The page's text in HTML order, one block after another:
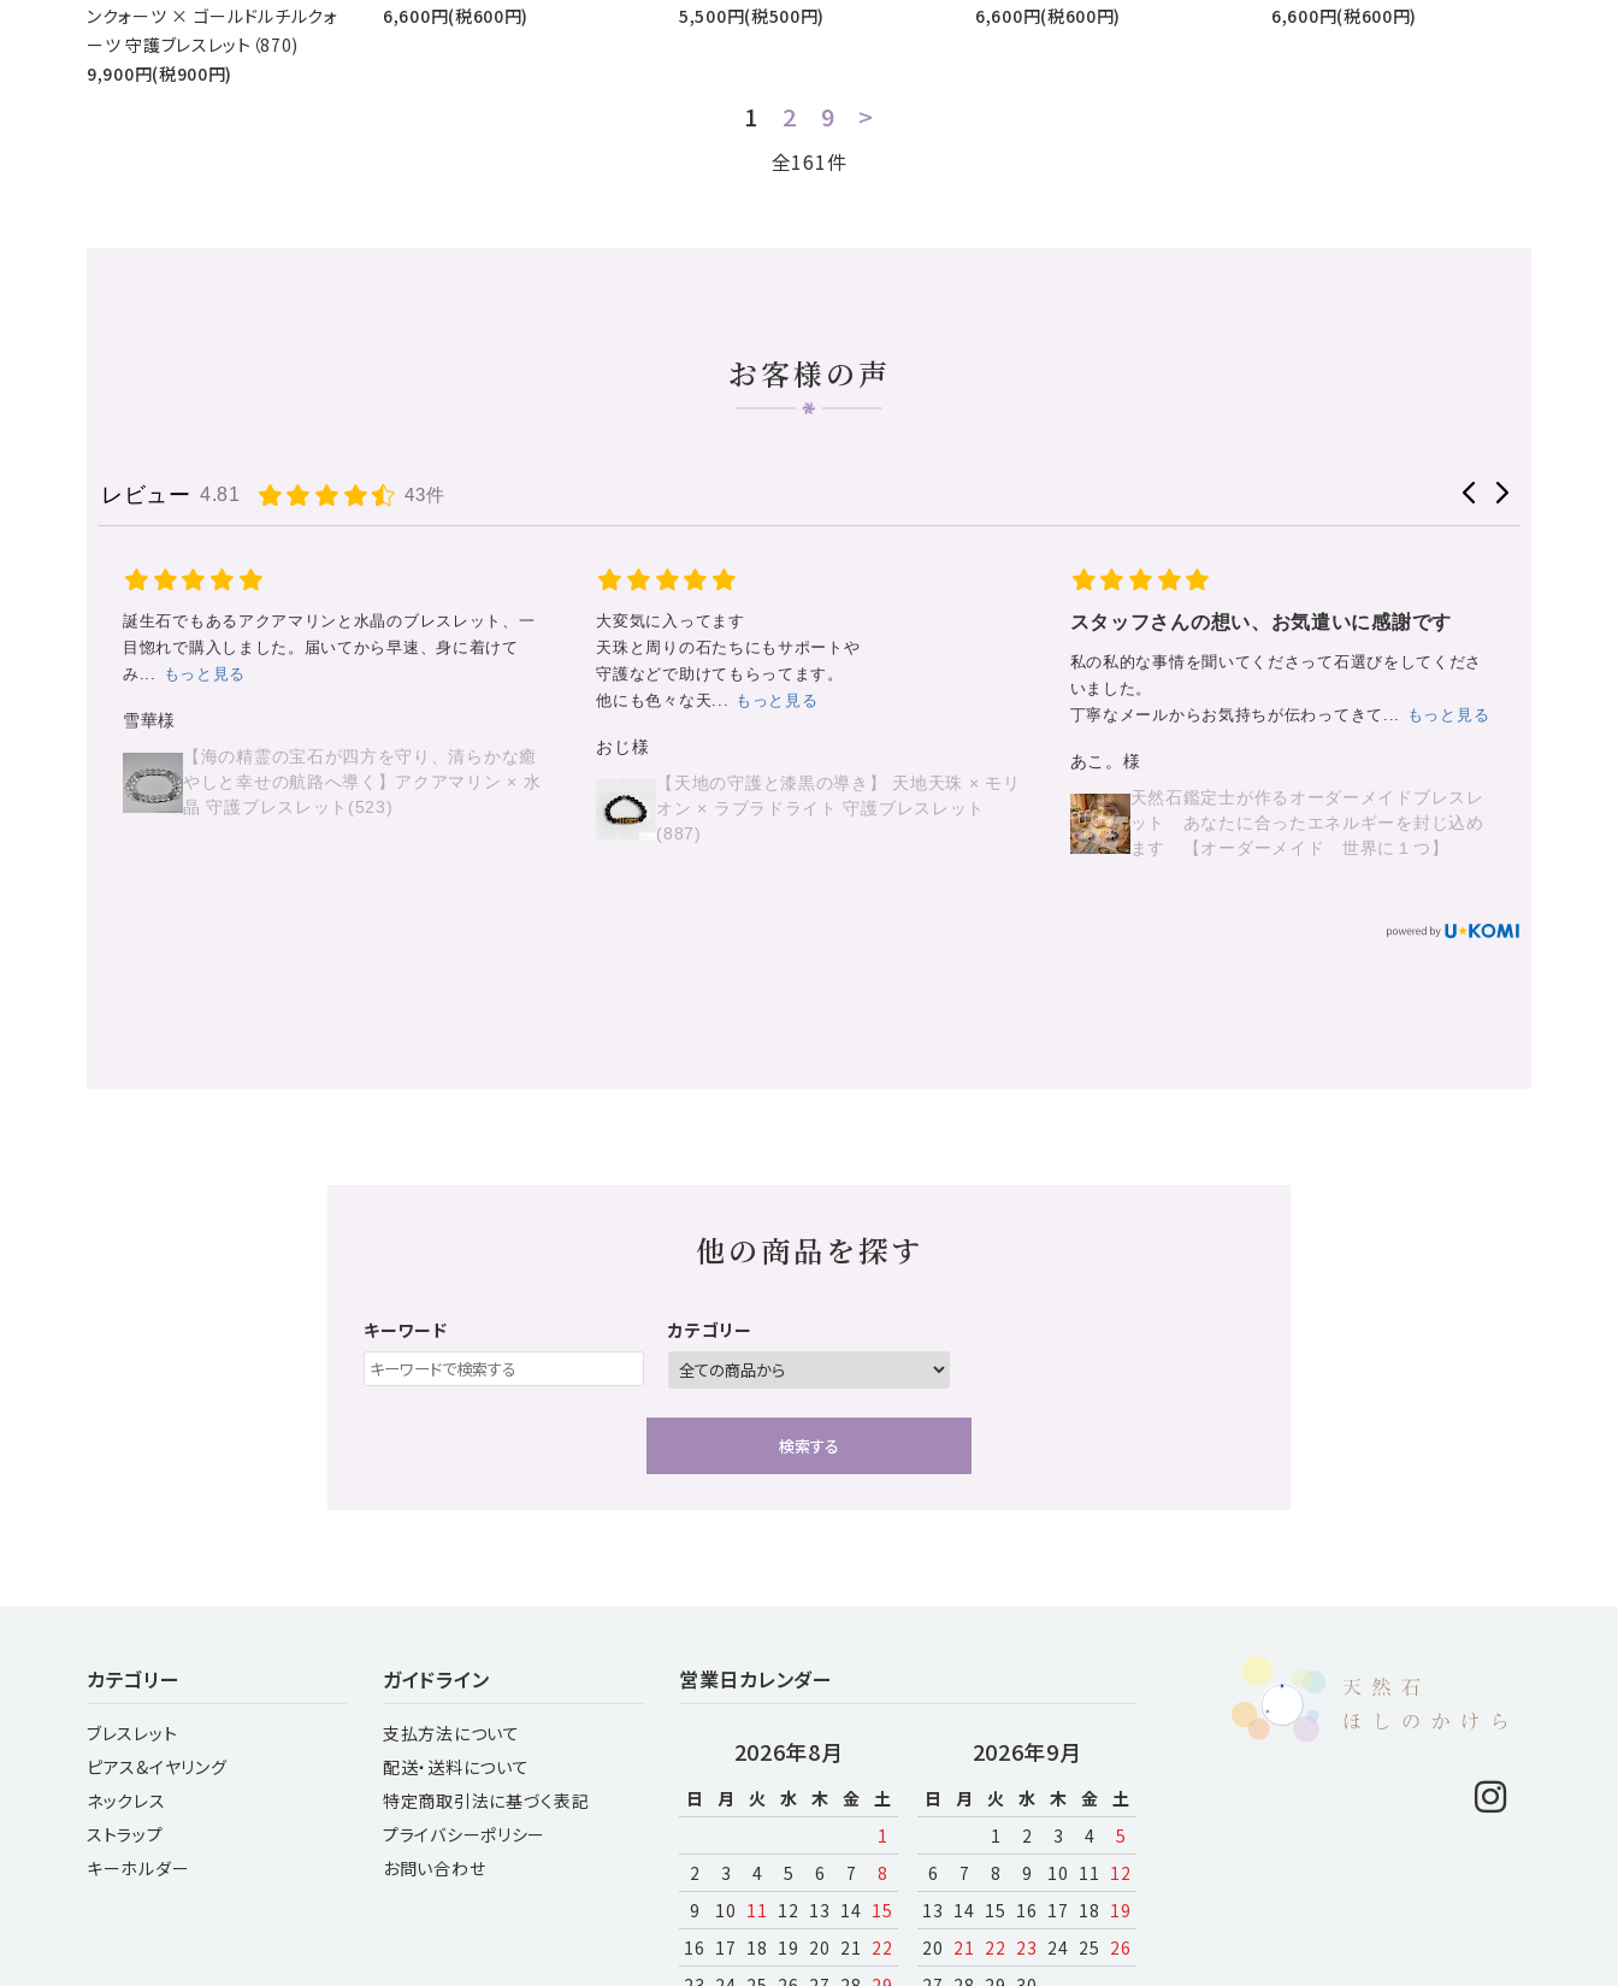
ンクォーツ × ゴールドルチルクォ
ーツ 守護ブレスレット（870)
9,900円(税900円)
6,600円(税600円)
5,500円(税500円)
6,600円(税600円)
6,600円(税600円)
1 2 9 >
全161件
お客様の声
レビュー 4.81 43件
大変気に入ってます
天珠と周りの石たちにもサポートや
守護などで助けてもらってます。
【天地の守護と漆黒の導き】 天地天珠 × モリ
オン × ラブラドライト 守護ブレスレット
スタッフさんの想い、お気遣いに感謝です
私の私的な事情を聞いてくださって石選びをしてくださ
いました。
丁寧なメールからお気持ちが伝わってきて...
あこ。様
天然石鑑定士が作るオーダーメイドブレスレ
ット あなたに合ったエネルギーを封じ込め
ます 【オーダーメイド 世界に１つ】
御守りです
モリオンとピンクタイガーアイ・そして水晶と 完璧な御
守りになっています。
のんち様
【不動の礎】安定の絆と聖なる守護。運気を
整え邪気を払う ピンクタイガーアイ × モリオ
他の商品を探す
キーワード カテゴリー
検索する
カテゴリー
ブレスレット
ピアス&イヤリング
ネックレス
ストラップ
キーホルダー
ガイドライン
支払方法について
配送・送料について
特定商取引法に基づく表記
プライバシーポリシー
お問い合わせ
営業日カレンダー
2026年8月
日 月 火 水 木 金 土
1
2
3 4 5 6 7
8
9
10 11 12 13 14 15
16 17 18 19 20 21 22
2026年9月
日 月 火 水 木 金 土
1
2 3 4
5
6
7 8 9 10 11 12
13 14 15 16 17 18 19
20 21 22 23 24 25 26